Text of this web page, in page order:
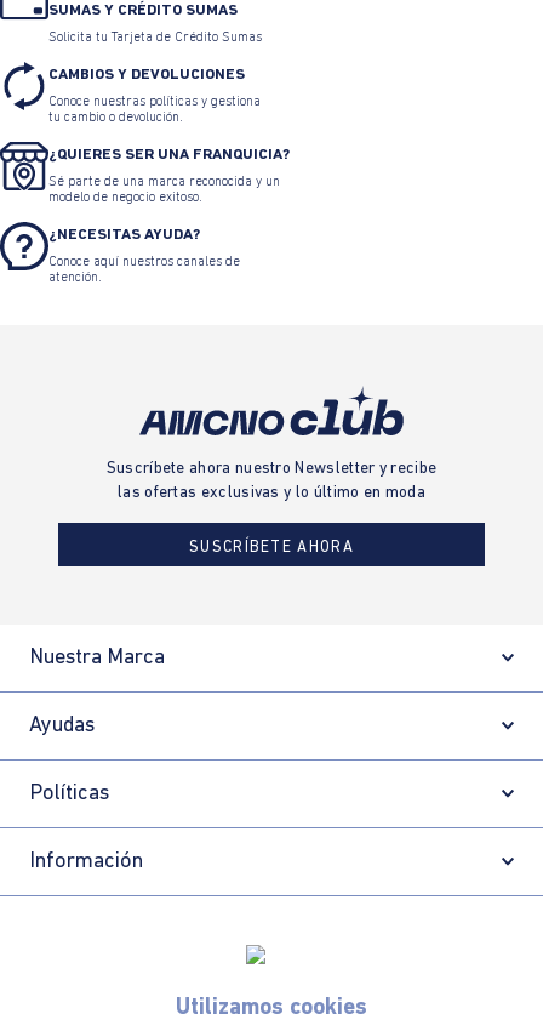
Utilizamos cookies
SUMAS Y CRÉDITO SUMAS
Solicita tu Tarjeta de Crédito Sumas
CAMBIOS Y DEVOLUCIONES
Conoce nuestras políticas y gestiona
tu cambio o devolución.
¿QUIERES SER UNA FRANQUICIA?
Sé parte de una marca reconocida y un
modelo de negocio exitoso.
¿NECESITAS AYUDA?
Conoce aquí nuestros canales de
atención.
Suscríbete ahora nuestro Newsletter y recibe
las ofertas exclusivas y lo último en moda
SUSCRÍBETE AHORA
Nuestra Marca
Ayudas
Políticas
Información